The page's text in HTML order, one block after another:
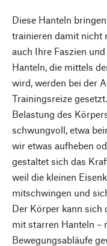
Diese Hanteln
trainieren damit nicht
auch Ihre Faszien
Hanteln, die mittels
wird, werden bei der
Trainingsreize
Belastung des
schwungvoll, etwa
wir etwas aufheben
gestaltet sich das
weil die kleinen
mitschwingen und
Der Körper kann sich
mit starren Hanteln –
Bewegungsabläufe